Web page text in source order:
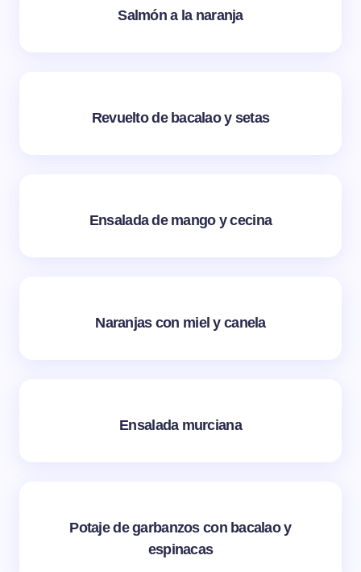
Salmón a la naranja
Revuelto de bacalao y setas
Ensalada de mango y cecina
Naranjas con miel y canela
Ensalada murciana
Potaje de garbanzos con bacalao y
espinacas